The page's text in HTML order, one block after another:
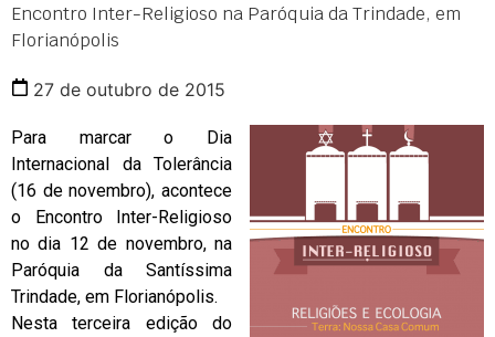
Encontro Inter-Religioso na Paróquia da Trindade, em
Florianópolis
27 de outubro de 2015
Para marcar o Dia
Internacional da Tolerância
(16 de novembro), acontece
o Encontro Inter-Religioso
no dia 12 de novembro, na
Paróquia da Santíssima
Trindade, em Florianópolis.
Nesta terceira edição do